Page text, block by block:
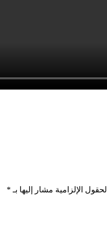
الحقول الإلزامية مشار إليها بـ *